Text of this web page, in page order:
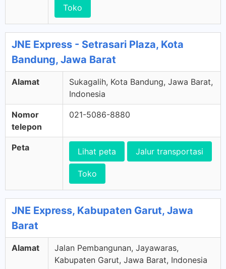
Toko
JNE Express - Setrasari Plaza, Kota
Bandung, Jawa Barat
Alamat
Sukagalih, Kota Bandung, Jawa Barat,
Indonesia
Nomor
telepon
021-5086-8880
Peta Lihat peta Jalur transportasi
Toko
JNE Express, Kabupaten Garut, Jawa
Barat
Alamat
Jalan Pembangunan, Jayawaras,
Kabupaten Garut, Jawa Barat, Indonesia